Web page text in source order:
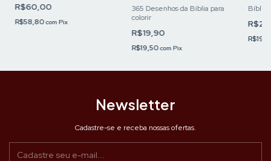
R$60,00
R$58,80com Pix
365 Desenhos da Bíblia para
colorir
R$19,90
R$19,50com Pix
Bíblia
Newsletter
Cadastre-se e receba nossas ofertas.